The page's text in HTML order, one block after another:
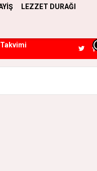
LEZZET DURAĞI